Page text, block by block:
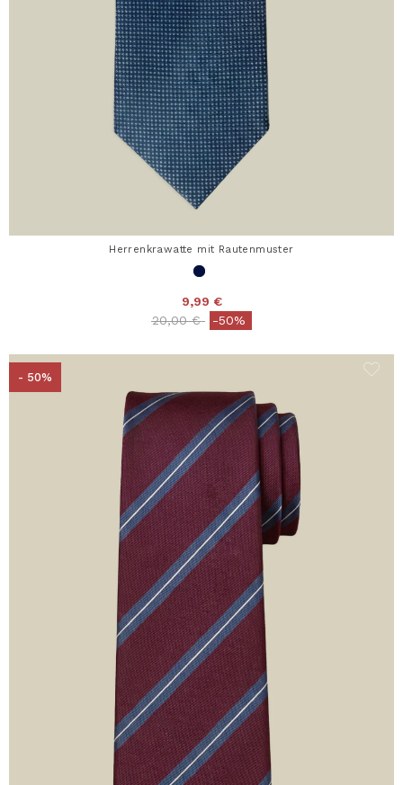
Herrenkrawatte mit Rautenmuster
9,99 €
Price reduced from
20,00 €to-50%
- 50%